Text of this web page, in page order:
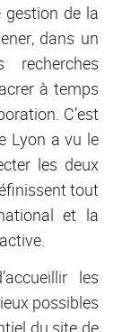
gestion de la
dans un
recherches
à temps
C’est
Lyon a vu le
les deux
tout
et la
les
possibles
du site de